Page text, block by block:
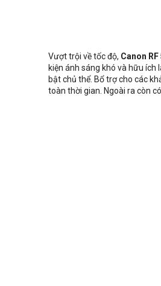
Vượt trội về tốc độ, Canon
kiện ánh sáng khó và hữu
bật chủ thể. Bổ trợ cho các
toàn thời gian. Ngoài ra còn